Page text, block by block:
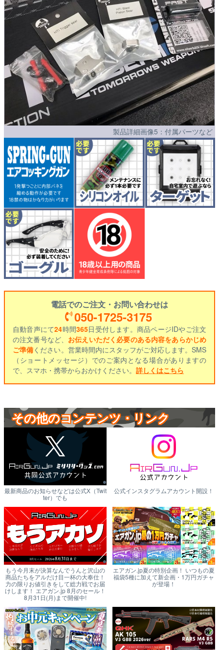
製品詳細画像5：付属パーツなど
電話でのご注文・お問い合わせは
050-1725-3175
自動音声にて24時間365日受付します。商品ページIDやご注文
の注文番号など、 お伝えいただく必要のある内容をあらかじめ
ご準備ください。営業時間内にスタッフがご対応します。SMS
（ショートメッセージ）でのご案内となる場合がありますの
で、スマホ・携帯からおかけください。 詳しくはこちら
その他のコンテンツ・リンク
最新商品のお知らせなどは公式X（Twit
ter）でも
公式インスタグラムアカウント開設！
もう今月末が決算なんでうんと沢山の
商品たちをアルだけ目一杯の大奉仕！
力の限りお値引きをして総力戦でお届
けします！ エアガン.jp 8月のセール！
8月31日(月)まで開催中!
エアガン.jp夏の特別企画！ いつもの夏
福袋5種に加えて新企画・1万円ガチャ
が登場！